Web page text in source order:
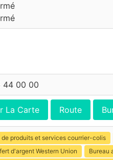
44 00 00
La Carte Route
de produits et services courrier-colis
d'argent Western Union
Bureau